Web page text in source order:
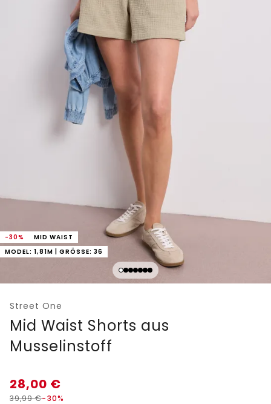
-30%
MID WAIST
MODEL: 1,81M | GRÖSSE: 36
Street One
Mid Waist Shorts aus
Musselinstoff
28,00 €
39,99€-30%